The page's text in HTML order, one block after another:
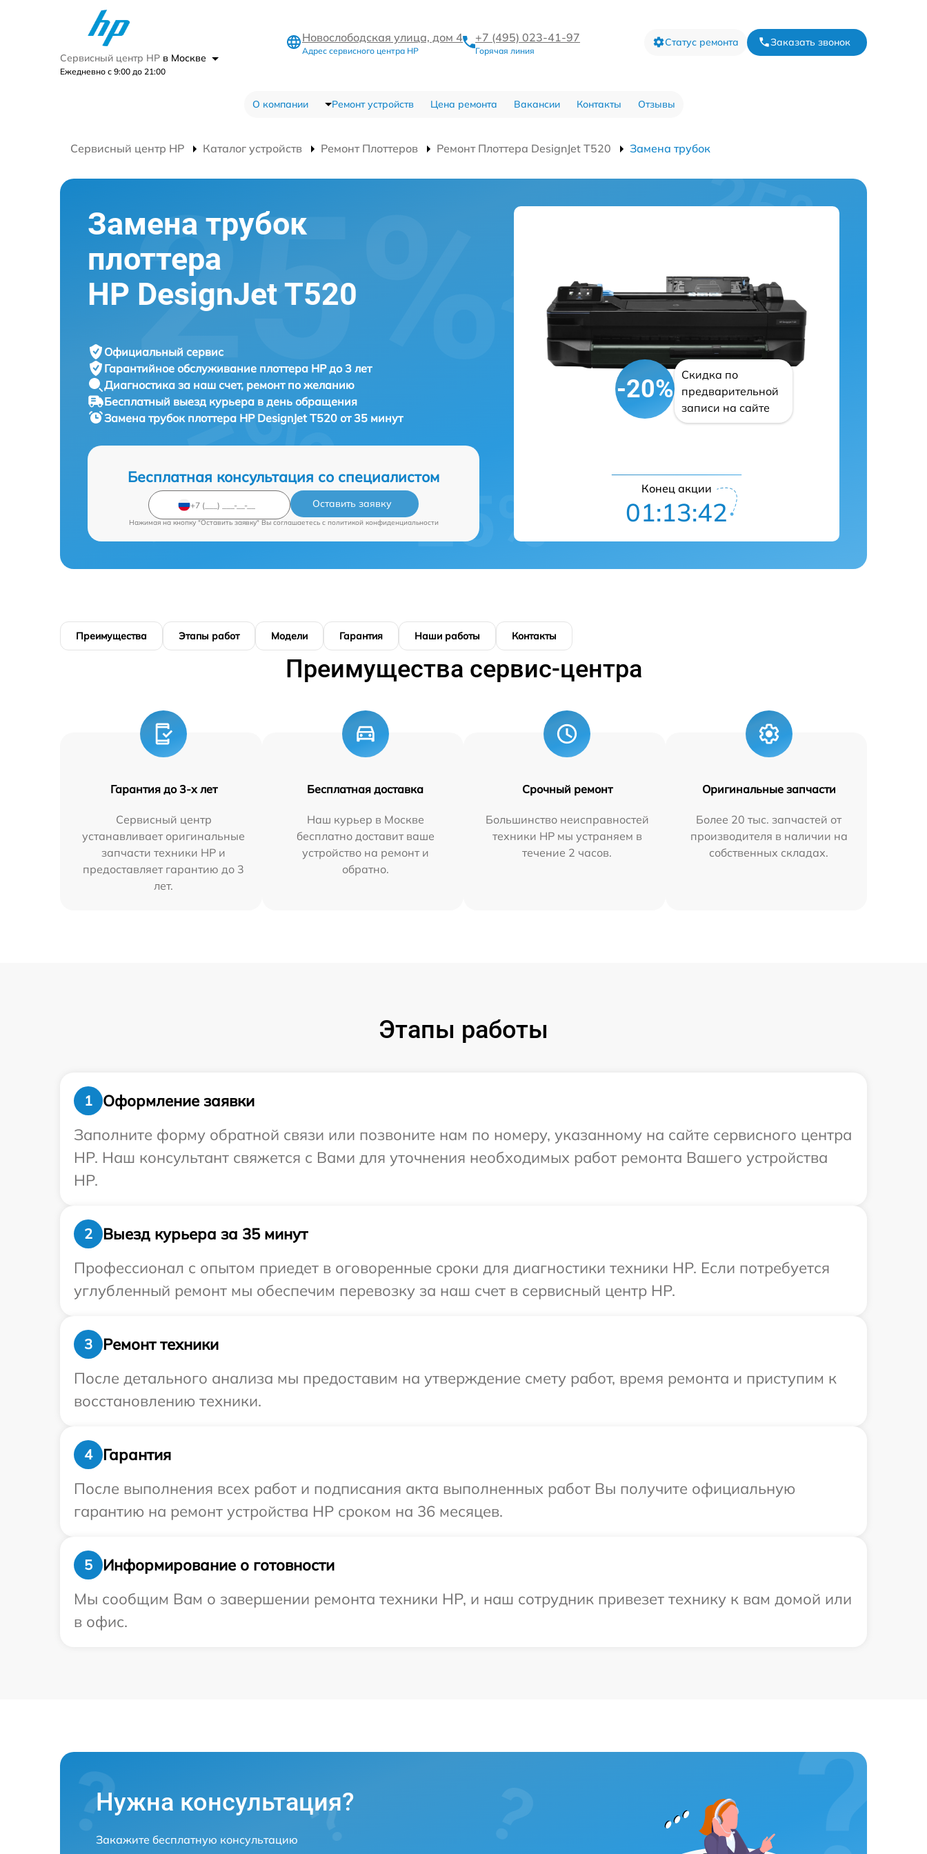
Сервисный центр HP в Москве
Ежедневно с 9:00 до 21:00
Новослободская улица, дом 4
Адрес сервисного центра HP
+7 (495) 023-41-97
Горячая линия
Статус ремонта Заказать звонок
О компании Ремонт устройств Цена ремонта Вакансии Контакты Отзывы
Сервисный центр HP Каталог устройств Ремонт Плоттеров Ремонт Плоттера DesignJet T520 Замена трубок
Замена трубок
плоттера
HP DesignJet T520
Официальный сервис
Гарантийное обслуживание плоттера HP до 3 лет
Диагностика за наш счет, ремонт по желанию
Бесплатный выезд курьера в день обращения
Замена трубок плоттера HP DesignJet T520 от 35 минут
Бесплатная консультация со специалистом
Оставить заявку
Нажимая на кнопку "Оставить заявку" Вы соглашаетесь c политикой конфиденциальности
-20%
Скидка по
предварительной
записи на сайте
Конец акции
01:13:41
Преимущества Этапы работ Модели Гарантия Наши работы Контакты
Преимущества сервис-центра
Гарантия до 3-х лет
Сервисный центр
устанавливает оригинальные
запчасти техники HP и
предоставляет гарантию до 3
лет.
Бесплатная доставка
Наш курьер в Москве
бесплатно доставит ваше
устройство на ремонт и
обратно.
Срочный ремонт
Большинство неисправностей
техники HP мы устраняем в
течение 2 часов.
Оригинальные запчасти
Более 20 тыс. запчастей от
производителя в наличии на
собственных складах.
Этапы работы
1
Оформление заявки
Заполните форму обратной связи или позвоните нам по номеру, указанному на сайте сервисного центра
HP. Наш консультант свяжется с Вами для уточнения необходимых работ ремонта Вашего устройства
HP.
2
Выезд курьера за 35 минут
Профессионал с опытом приедет в оговоренные сроки для диагностики техники HP. Если потребуется
углубленный ремонт мы обеспечим перевозку за наш счет в сервисный центр HP.
3
Ремонт техники
После детального анализа мы предоставим на утверждение смету работ, время ремонта и приступим к
восстановлению техники.
4
Гарантия
После выполнения всех работ и подписания акта выполненных работ Вы получите официальную
гарантию на ремонт устройства HP сроком на 36 месяцев.
5
Информирование о готовности
Мы сообщим Вам о завершении ремонта техники HP, и наш сотрудник привезет технику к вам домой или
в офис.
Нужна консультация?
Закажите бесплатную консультацию